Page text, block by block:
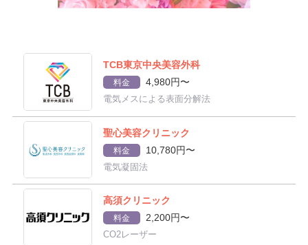
TCB東京中央美容外科
料金 4,980円〜
電気メスによる表面分解法
聖心美容クリニック
料金 10,780円〜
電気凝固法
高須クリニック
料金 2,200円〜
CO2レーザー